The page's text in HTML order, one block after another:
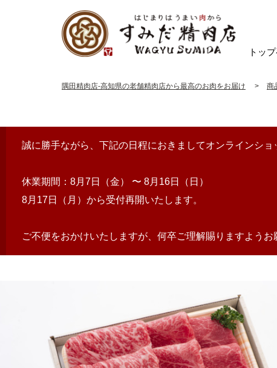
トッ
隅田精肉店-高知県の老舗精肉店から最高のお肉をお届け 商
誠に勝手ながら、下記の日程におきましてオンラインシ
休業期間：8月7日（金） 〜 8月16日（日）
8月17日（月）から受付再開いたします。
ご不便をおかけいたしますが、何卒ご理解賜りますようお